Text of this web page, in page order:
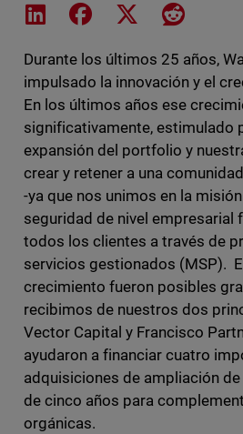
Share on LinkedIn
Share on Facebook
Share on XShare on
Durante los últimos 25 años,
impulsado la innovación y el
En los últimos años ese
significativamente, estimulado
expansión del portfolio y
crear y retener a una
-ya que nos unimos en la
seguridad de nivel empresarial
todos los clientes a través de
servicios gestionados (MSP).
crecimiento fueron posibles
recibimos de nuestros dos
Vector Capital y Francisco
ayudaron a financiar cuatro
adquisiciones de ampliación
de cinco años para
orgánicas.